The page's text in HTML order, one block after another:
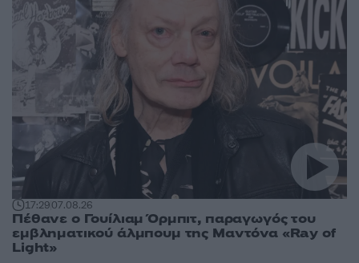
17:2907.08.26
Πέθανε ο Γουίλιαμ Όρμπιτ, παραγωγός του
εμβληματικού άλμπουμ της Μαντόνα «Ray of
Light»